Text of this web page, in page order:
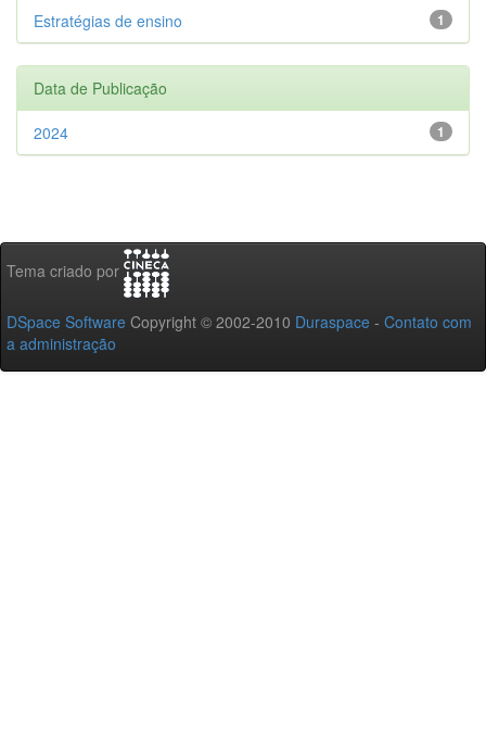
1
Estratégias de ensino
Data de Publicação
1
2024
Tema criado por
DSpace Software Copyright © 2002-2010 Duraspace - Contato com
a administração